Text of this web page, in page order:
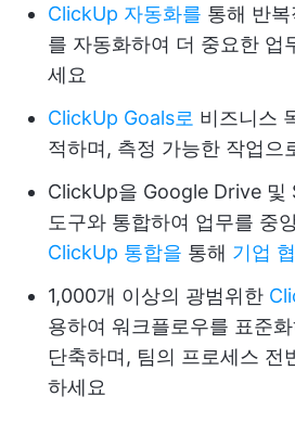
ClickUp 자동화를 통해 반
를 자동화하여 더 중요한 업
세요
ClickUp Goals로 비즈니스
적하며, 측정 가능한 작업으
ClickUp을 Google Drive 및
도구와 통합하여 업무를 중
ClickUp 통합을 통해 기업
1,000개 이상의 광범위한
용하여 워크플로우를 표준
단축하며, 팀의 프로세스 전
하세요